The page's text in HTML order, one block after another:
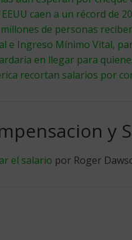
caen a un récord de
millones de personas
e Ingreso Mínimo Vital,
en llegar para
recortan salarios por
y
el salario por Roger